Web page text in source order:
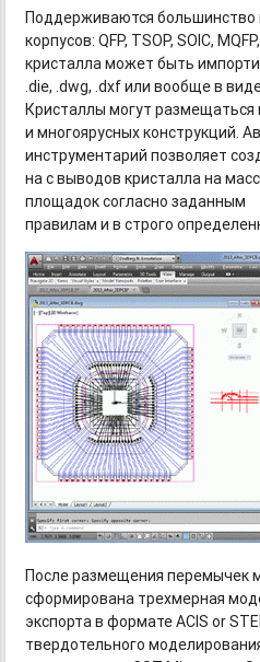
Поддерживаются большинство
корпусов: QFP, TSOP, SOIC,
кристалла может быть
.die, .dwg, .dxf или вообще в
Кристаллы могут размещаться
и многоярусных конструкций.
инструментарий позволяет
на с выводов кристалла на
площадок согласно заданным
правилам и в строго
После размещения перемычек
сформирована трехмерная
экспорта в формате ACIS or
твердотельного